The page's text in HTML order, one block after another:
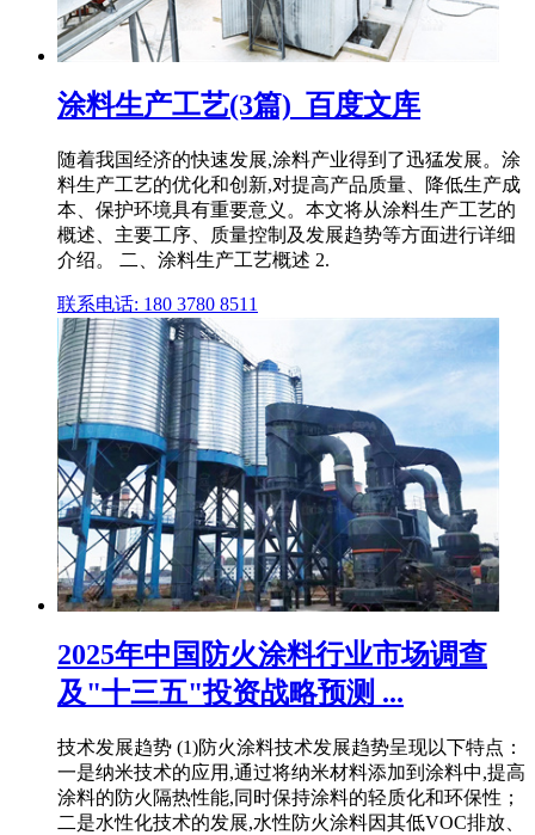
涂料生产工艺(3篇)_百度文库
随着我国经济的快速发展,涂料产业得到了迅猛发展。涂
料生产工艺的优化和创新,对提高产品质量、降低生产成
本、保护环境具有重要意义。本文将从涂料生产工艺的
概述、主要工序、质量控制及发展趋势等方面进行详细
介绍。 二、涂料生产工艺概述 2.
联系电话: 180 3780 8511
2025年中国防火涂料行业市场调查
及"十三五"投资战略预测 ...
技术发展趋势 (1)防火涂料技术发展趋势呈现以下特点：
一是纳米技术的应用,通过将纳米材料添加到涂料中,提高
涂料的防火隔热性能,同时保持涂料的轻质化和环保性；
二是水性化技术的发展,水性防火涂料因其低VOC排放、